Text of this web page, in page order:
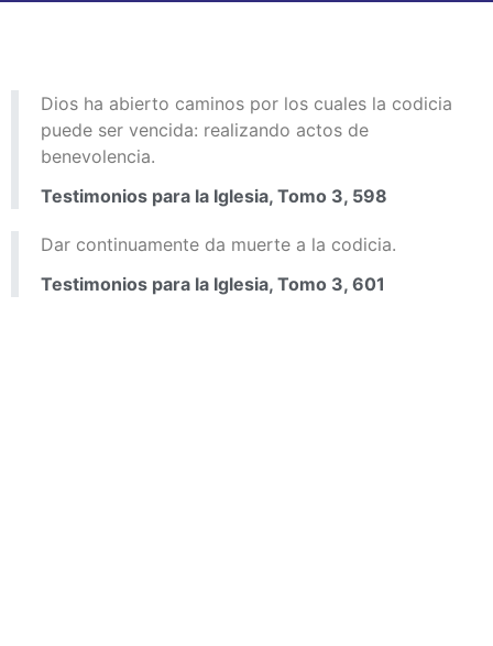
Dios ha abierto caminos por los cuales la codicia
puede ser vencida: realizando actos de
benevolencia.
Testimonios para la Iglesia, Tomo 3, 598
Dar continuamente da muerte a la codicia.
Testimonios para la Iglesia, Tomo 3, 601